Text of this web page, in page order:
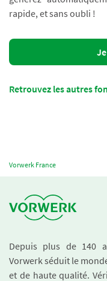
rapide, et sans oubli !
Retrouvez les autres
Vorwerk France
Depuis plus de 140
Vorwerk séduit le
et de haute qualité.